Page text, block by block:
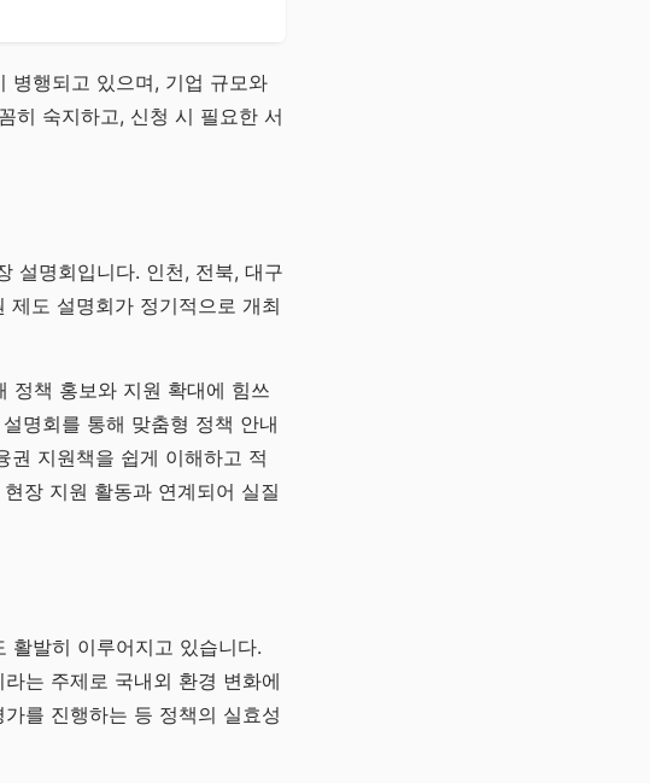
병행되고 있으며, 기업 규모와
히 숙지하고, 신청 시 필요한 서
설명회입니다. 인천, 전북, 대구
제도 설명회가 정기적으로 개최
정책 홍보와 지원 확대에 힘쓰
명회를 통해 맞춤형 정책 안내
권 지원책을 쉽게 이해하고 적
장 지원 활동과 연계되어 실질
활발히 이루어지고 있습니다.
는 주제로 국내외 환경 변화에
를 진행하는 등 정책의 실효성